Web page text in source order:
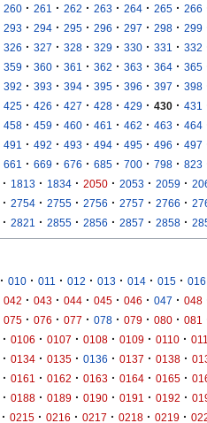
260 · 261 · 262 · 263 · 264 · 265 · 266
293 · 294 · 295 · 296 · 297 · 298 · 299
326 · 327 · 328 · 329 · 330 · 331 · 332
359 · 360 · 361 · 362 · 363 · 364 · 365
392 · 393 · 394 · 395 · 396 · 397 · 398
425 · 426 · 427 · 428 · 429 · 430 · 431
458 · 459 · 460 · 461 · 462 · 463 · 464
491 · 492 · 493 · 494 · 495 · 496 · 497
661 · 669 · 676 · 685 · 700 · 798 · 823
· 1813 · 1834 · 2050 · 2053 · 2059 ·
· 2754 · 2755 · 2756 · 2757 · 2766 ·
· 2821 · 2855 · 2856 · 2857 · 2858 ·
· 010 · 011 · 012 · 013 · 014 · 015 · 016
042 · 043 · 044 · 045 · 046 · 047 · 048
075 · 076 · 077 · 078 · 079 · 080 · 081
· 0106 · 0107 · 0108 · 0109 · 0110 ·
· 0134 · 0135 · 0136 · 0137 · 0138 ·
· 0161 · 0162 · 0163 · 0164 · 0165 ·
· 0188 · 0189 · 0190 · 0191 · 0192 ·
· 0215 · 0216 · 0217 · 0218 · 0219 ·